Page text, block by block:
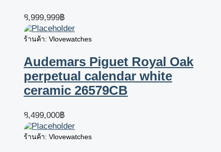
8,999,999฿
ร้านค้า: Vlovewatches
Audemars Piguet Royal Oak
perpetual calendar white
ceramic 26579CB
8,499,000฿
ร้านค้า: Vlovewatches